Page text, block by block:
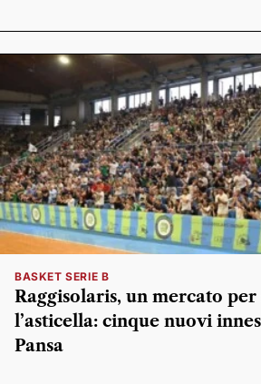
BASKET SERIE B
Raggisolaris, un mercato
l’asticella: cinque nuovi
Pansa